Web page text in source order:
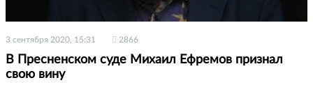
3 сентября 2020, 15:31 2866
В Пресненском суде Михаил Ефремов признал
свою вину